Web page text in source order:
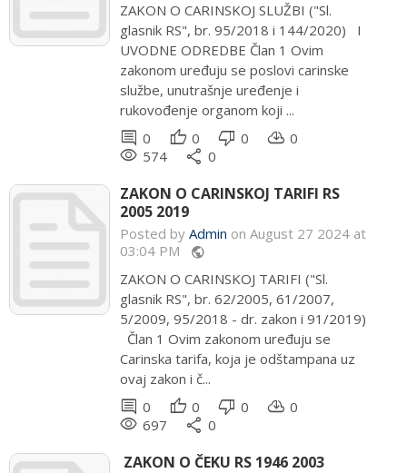
ZAKON O CARINSKOJ SLUŽBI ("Sl.
glasnik RS", br. 95/2018 i 144/2020) I
UVODNE ODREDBE Član 1 Ovim
zakonom uređuju se poslovi carinske
službe, unutrašnje uređenje i
rukovođenje organom koji ...
comment 0 thumb_up 0 thumb_down 0 cloud_download 0
remove_red_eye 574 share 0
ZAKON O CARINSKOJ TARIFI RS
2005 2019
Posted by Admin on August 27 2024 at
03:04 PM public
ZAKON O CARINSKOJ TARIFI ("Sl.
glasnik RS", br. 62/2005, 61/2007,
5/2009, 95/2018 - dr. zakon i 91/2019)
Član 1 Ovim zakonom uređuju se
Carinska tarifa, koja je odštampana uz
ovaj zakon i č...
comment 0 thumb_up 0 thumb_down 0 cloud_download 0
remove_red_eye 697 share 0
ZAKON O ČEKU RS 1946 2003